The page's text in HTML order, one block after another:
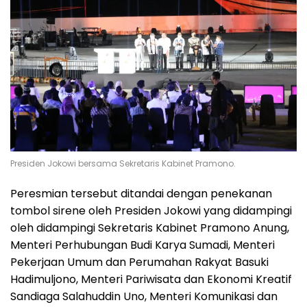
Presiden Jokowi bersama Sekretaris Kabinet Pramono.
Peresmian tersebut ditandai dengan penekanan
tombol sirene oleh Presiden Jokowi yang didampingi
oleh didampingi Sekretaris Kabinet Pramono Anung,
Menteri Perhubungan Budi Karya Sumadi, Menteri
Pekerjaan Umum dan Perumahan Rakyat Basuki
Hadimuljono, Menteri Pariwisata dan Ekonomi Kreatif
Sandiaga Salahuddin Uno, Menteri Komunikasi dan